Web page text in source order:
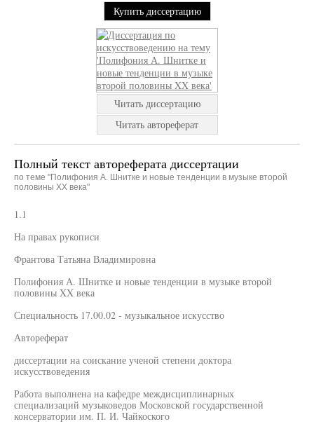
Купить диссертацию
Читать диссертацию
Читать автореферат
Полный текст автореферата диссертации
по теме "Полифония А. Шнитке и новые тенденции в музыке второй
половины XX века"
1.1
На правах рукописи
Франтова Татьяна Владимировна
Полифония А. Шнитке и новые тенденции в музыке второй
половины XX века
Специальность 17.00.02 - музыкальное искусство
Автореферат
диссертации на соискание ученой степени доктора
искусствоведения
Работа выполнена на кафедре междисциплинарных
специализаций музыковедов Московской государственной
консерватории им. П. И. Чайкоского